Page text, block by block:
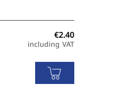
including VAT